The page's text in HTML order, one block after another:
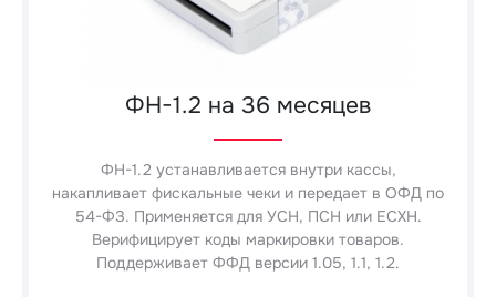
ФН-1.2 на 36 месяцев
ФН-1.2 устанавливается внутри кассы,
накапливает фискальные чеки и передает в ОФД по
54-ФЗ. Применяется для УСН, ПСН или ЕСХН.
Верифицирует коды маркировки товаров.
Поддерживает ФФД версии 1.05, 1.1, 1.2.